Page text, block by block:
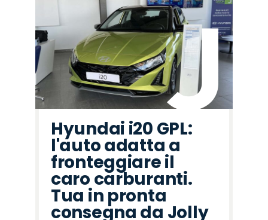
Hyundai i20 GPL:
l'auto adatta a
fronteggiare il
caro carburanti.
Tua in pronta
consegna da Jolly